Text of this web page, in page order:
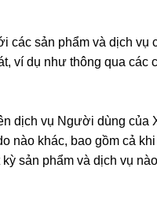
các sản phẩm và dịch vụ
dụ như thông qua các
dịch vụ Người dùng của
nào khác, bao gồm cả
sản phẩm và dịch vụ